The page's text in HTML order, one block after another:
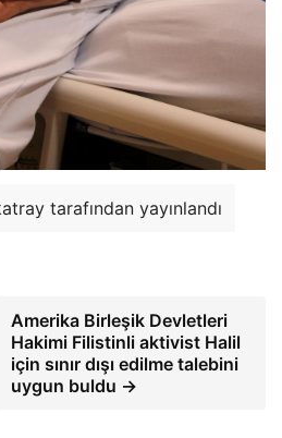
tarafından yayınlandı
Amerika Birleşik Devletleri
Hakimi Filistinli aktivist Halil
için sınır dışı edilme talebini
uygun buldu →